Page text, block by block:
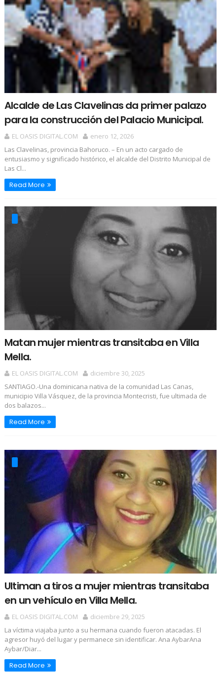
Alcalde de Las Clavelinas da primer palazo
para la construcción del Palacio Municipal.
EL OASIS DIGITAL.COM
enero 12, 2026
Las Clavelinas, provincia Bahoruco. – En un acto cargado de
entusiasmo y significado histórico, el alcalde del Distrito Municipal de
Las Cl...
Read More
Matan mujer mientras transitaba en Villa
Mella.
EL OASIS DIGITAL.COM
diciembre 30, 2025
SANTIAGO.-Una dominicana nativa de la comunidad Las Canas,
municipio Villa Vásquez, de la provincia Montecristi, fue ultimada de
dos balazos...
Read More
Ultiman a tiros a mujer mientras transitaba
en un vehículo en Villa Mella.
EL OASIS DIGITAL.COM
diciembre 29, 2025
La víctima viajaba junto a su hermana cuando fueron atacadas. El
agresor huyó del lugar y permanece sin identificar. Ana AybarAna
Aybar/Diar...
Read More